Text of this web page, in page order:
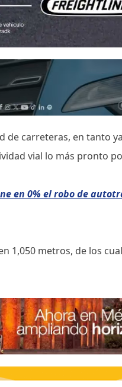
de carreteras, en tanto
vial lo más pronto
en 0% el robo de
1,050 metros, de los